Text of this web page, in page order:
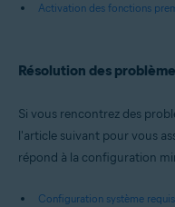
Activation des fonctions
Résolution des
Si vous rencontrez des
l'article suivant pour vous
répond à la configuration
Configuration système